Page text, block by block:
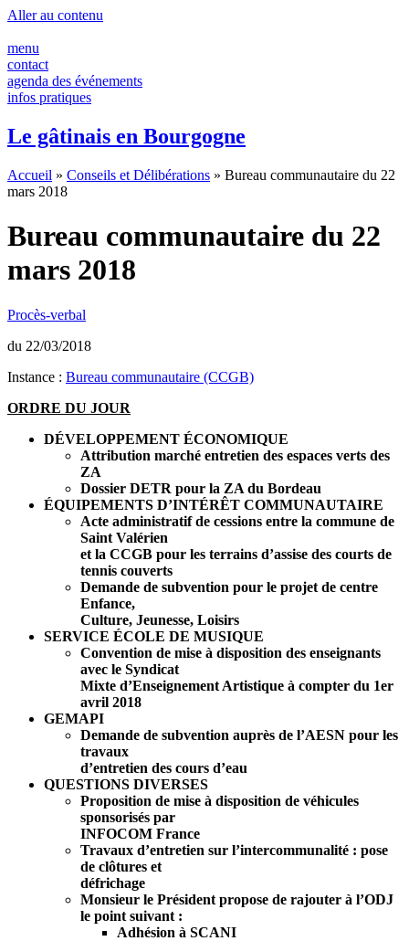
Aller au contenu
menu
contact
agenda des événements
infos pratiques
Le gâtinais en Bourgogne
Accueil » Conseils et Délibérations » Bureau communautaire du 22
mars 2018
Bureau communautaire du 22
mars 2018
Procès-verbal
du 22/03/2018
Instance : Bureau communautaire (CCGB)
ORDRE DU JOUR
DÉVELOPPEMENT ÉCONOMIQUE
Attribution marché entretien des espaces verts des
ZA
Dossier DETR pour la ZA du Bordeau
ÉQUIPEMENTS D’INTÉRÊT COMMUNAUTAIRE
Acte administratif de cessions entre la commune de
Saint Valérien
et la CCGB pour les terrains d’assise des courts de
tennis couverts
Demande de subvention pour le projet de centre
Enfance,
Culture, Jeunesse, Loisirs
SERVICE ÉCOLE DE MUSIQUE
Convention de mise à disposition des enseignants
avec le Syndicat
Mixte d’Enseignement Artistique à compter du 1er
avril 2018
GEMAPI
Demande de subvention auprès de l’AESN pour les
travaux
d’entretien des cours d’eau
QUESTIONS DIVERSES
Proposition de mise à disposition de véhicules
sponsorisés par
INFOCOM France
Travaux d’entretien sur l’intercommunalité : pose
de clôtures et
défrichage
Monsieur le Président propose de rajouter à l’ODJ
le point suivant :
Adhésion à SCANI